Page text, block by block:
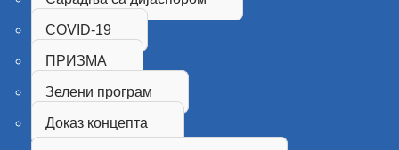
COVID-19
ПРИЗМА
Зелени програм
Доказ концепта